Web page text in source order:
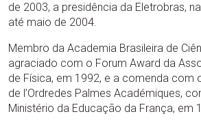
de 2003, a presidência da Eletrobras,
até maio de 2004.
Membro da Academia Brasileira de
agraciado com o Forum Award da
de Física, em 1992, e a comenda com
de l’Ordredes Palmes Académiques,
Ministério da Educação da França, em